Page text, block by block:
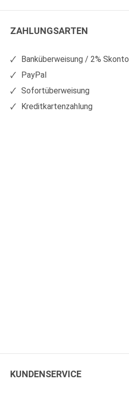
auf
auf
ZAHLUNGSARTEN
Banküberweisung / 2% Skonto
PayPal
Sofortüberweisung
Kreditkartenzahlung
KUNDENSERVICE